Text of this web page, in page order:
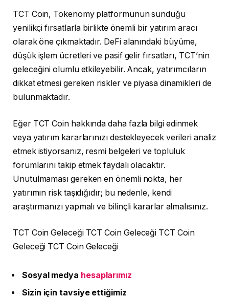
TCT Coin, Tokenomy platformunun sunduğu
yenilikçi fırsatlarla birlikte önemli bir yatırım aracı
olarak öne çıkmaktadır. DeFi alanındaki büyüme,
düşük işlem ücretleri ve pasif gelir fırsatları, TCT’nin
geleceğini olumlu etkileyebilir. Ancak, yatırımcıların
dikkat etmesi gereken riskler ve piyasa dinamikleri de
bulunmaktadır.
Eğer TCT Coin hakkında daha fazla bilgi edinmek
veya yatırım kararlarınızı destekleyecek verileri analiz
etmek istiyorsanız, resmi belgeleri ve topluluk
forumlarını takip etmek faydalı olacaktır.
Unutulmaması gereken en önemli nokta, her
yatırımın risk taşıdığıdır; bu nedenle, kendi
araştırmanızı yapmalı ve bilinçli kararlar almalısınız.
TCT Coin Geleceği TCT Coin Geleceği TCT Coin
Geleceği TCT Coin Geleceği
Sosyal medya hesaplarımız
Sizin için tavsiye ettiğimiz